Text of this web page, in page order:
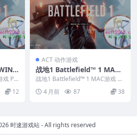
统W
PC
12
ACT 动作游戏
战地1 Battlefield™ 1 MAC
游戏 苹果电脑游戏 适配苹果
OS系统macOS
战地1 Battlefield™ 1 MAC游戏 苹
果电脑游戏 适配苹果OS系统...
4 月前 87 38
时速游戏站- All rights reserved